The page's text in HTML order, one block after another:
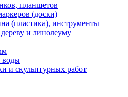
планшетов
(доски)
(пластика), инструменты
и линолеуму
воды
и скульптурных работ